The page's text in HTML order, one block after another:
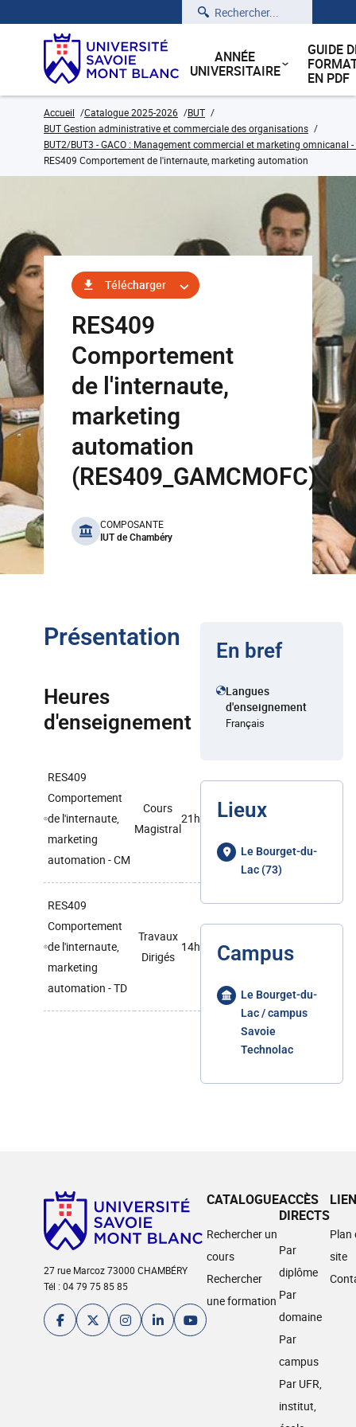
Rechercher
ANNÉE
UNIVERSITAIRE
GUIDE
EN PDF
Accueil Catalogue 2025-2026
BUT
BUT Gestion administrative et commerciale des organisations
BUT2/BUT3 - GACO : Management commercial et marketing omnicanal
RES409 Comportement de l'internaute, marketing automation
Télécharger
RES409
Comportement
de l'internaute,
marketing
automation
(RES409_GAMCMOFC)
benefits
COMPOSANTE
IUT de Chambéry
Présentation
Heures
d'enseignement
RES409
Comportement
de l'internaute,
marketing
automation - CM
Cours
Magistral
21h
RES409
Comportement
de l'internaute,
marketing
automation - TD
Travaux
Dirigés
14h
En bref
Langues
d'enseignement
Français
Lieux
Le Bourget-du-
Lac (73)
Campus
Le Bourget-du-
Lac / campus
Savoie
Technolac
27 rue Marcoz 73000 CHAMBÉRY
Tél : 04 79 75 85 85
CATALOGUE
Rechercher un
cours
Rechercher
une formation
ACCÈS
DIRECTS
Par
diplôme
Par
domaine
Par
campus
Par UFR,
institut,
Plan
site